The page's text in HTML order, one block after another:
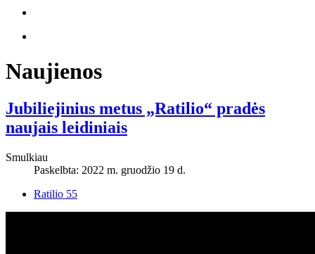
Naujienos
Jubiliejinius metus „Ratilio“ pradės
naujais leidiniais
Smulkiau
Paskelbta: 2022 m. gruodžio 19 d.
Ratilio 55